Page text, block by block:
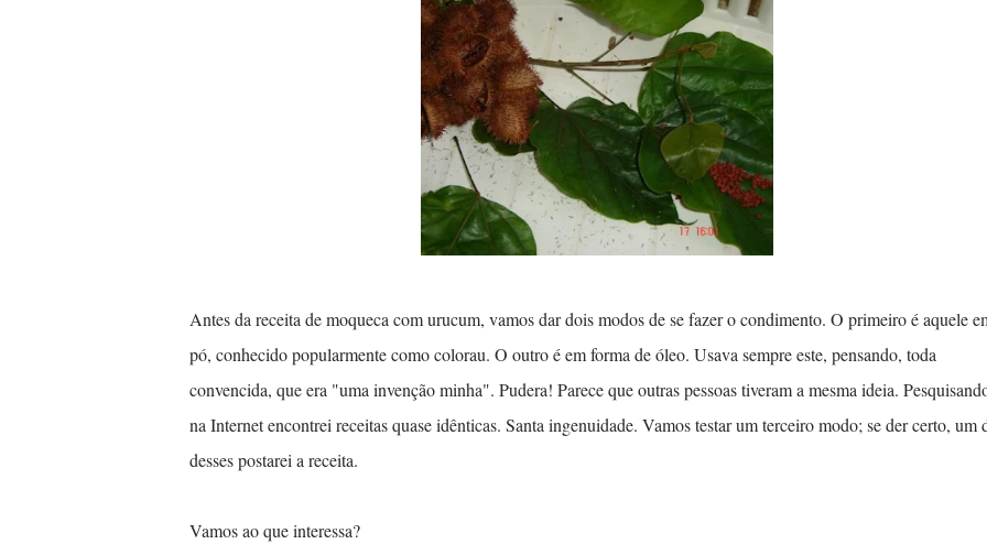
Antes da receita de moqueca com urucum, vamos dar dois modos de se fazer o condimento. O primeiro é aquele
pó, conhecido popularmente como colorau. O outro é em forma de óleo. Usava sempre este, pensando, toda
convencida, que era "uma invenção minha". Pudera! Parece que outras pessoas tiveram a mesma ideia.
na Internet encontrei receitas quase idênticas. Santa ingenuidade. Vamos testar um terceiro modo; se der certo, um
desses postarei a receita.
Vamos ao que interessa?